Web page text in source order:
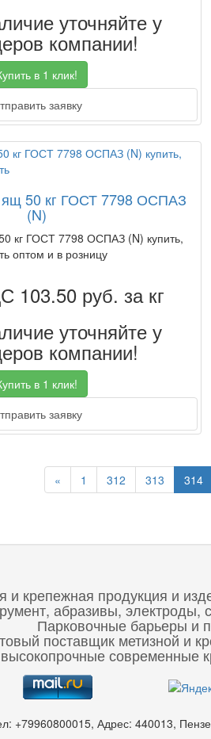
уточняйте у
компании!
в 1 клик!
заявку
ящ 50 кг ГОСТ 7798 ОСПАЗ
(N)
кг ГОСТ 7798 ОСПАЗ (N) купить,
оптом и в розницу
103.50 руб. за кг
уточняйте у
компании!
в 1 клик!
заявку
«Previous
1 312 313 314
и крепежная продукция и
абразивы, электроды,
Парковочные барьеры и
поставщик метизной и
современные
+79960800015, Адрес: 440013,